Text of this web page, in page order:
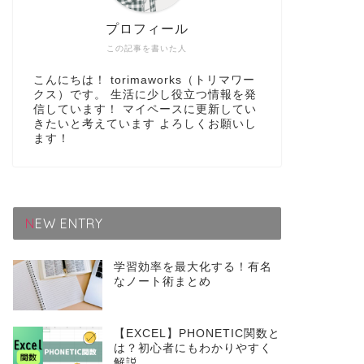
この記事を書いた人
プロフィール
こんにちは！ torimaworks（トリマワー
クス）です。 生活に少し役立つ情報を発
信しています！ マイペースに更新してい
きたいと考えています よろしくお願いし
ます！
NEW ENTRY
学習効率を最大化する！有名
なノート術まとめ
【EXCEL】PHONETIC関数と
は？初心者にもわかりやすく